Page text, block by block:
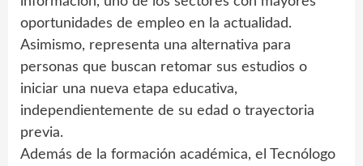
oportunidades de empleo en la actualidad.
Asimismo, representa una alternativa para
personas que buscan retomar sus estudios o
iniciar una nueva etapa educativa,
independientemente de su edad o trayectoria
previa.
Además de la formación académica, el Tecnólogo